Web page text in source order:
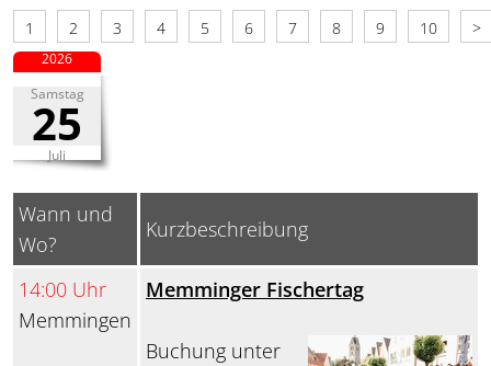
1 2 3 4 5 6 7 8 9 10 >
Samstag
25
Juli
2026
Wann und
Wo?
Kurzbeschreibung
14:00 Uhr
Memmingen
Memminger Fischertag
Buchung unter